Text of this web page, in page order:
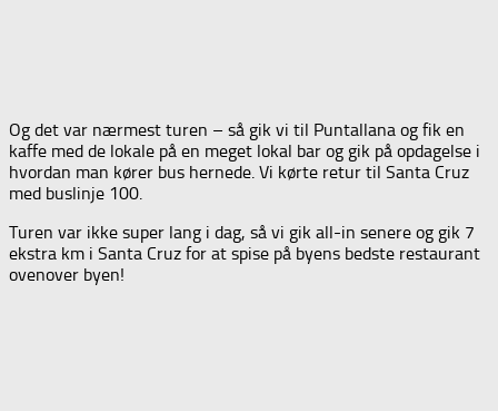
Og det var nærmest turen – så gik vi til Puntallana og fik en
kaffe med de lokale på en meget lokal bar og gik på opdagelse i
hvordan man kører bus hernede. Vi kørte retur til Santa Cruz
med buslinje 100.
Turen var ikke super lang i dag, så vi gik all-in senere og gik 7
ekstra km i Santa Cruz for at spise på byens bedste restaurant
ovenover byen!